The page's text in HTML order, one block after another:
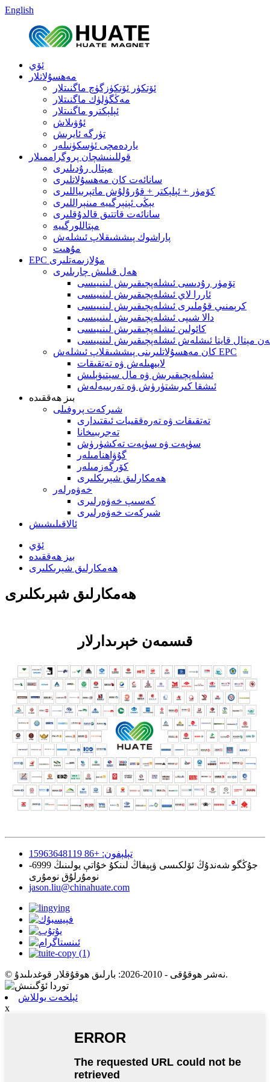
English
ئۆي
مەھسۇلاتلار
ئۆتكۈر ئۆتكۈزگۈچ ماگنىتلار
مەڭگۈلۈك ماگنىتلار
ئېلېكترو ماگنىتلار
ئۇۋىلاش
تۈرگە ئايرىش
ياردەمچى ئۈسكۈنىلەر
قوللىنىشچان پروگراممىلار
مېتال رۇدىلىرى
سانائەت كان مەھسۇلاتلىرى
كۆمۈر + ئېلېكتر + قۇرۇلۇش ماتېرىياللىرى
يېڭى ئېنېرگىيە مىنېراللىرى
سانائەت قاتتىق قالدۇقلىرى
مېتاللورگىيە
پاراشوك پىششىقلاپ ئىشلەش
مۇھىت
EPC مۇلازىمەتلىرى
ھەل قىلىش چارىلىرى
تۆمۈر رۇدىسى ئىشلەپچىقىرىش لىنىيىسى
ئاررا لاي ئىشلەپچىقىرىش لىنىيىسى
كرېمنىي قۇملىرى ئىشلەپچىقىرىش لىنىيىسى
دالا شىپى ئىشلەپچىقىرىش لىنىيىسى
كائولىن ئىشلەپچىقىرىش لىنىيىسى
مېتال قايتا ئىشلەش ئىشلەپچىقىرىش لىنىيىسى
كان مەھسۇلاتلىرىنى پىششىقلاپ ئىشلەش EPC
لايىھىلەش ۋە تەتقىقات
ئىشلەپچىقىرىش ۋە مال سېتىۋېلىش
ئىشقا كىرىشتۈرۈش ۋە تەربىيەلەش
بىز ھەققىدە
شىركەت پروفىلى
تەتقىقات ۋە تەرەققىيات ئىقتىدارى
تەجرىبىخانا
سۈپەت ۋە سۈپەت تەكشۈرۈش
گۇۋاھنامىلەر
كۆرگەزمىلەر
ھەمكارلىق شېرىكلىرى
خەۋەرلەر
كەسىپ خەۋەرلىرى
شىركەت خەۋەرلىرى
ئالاقىلىشىش
ئۆي
بىز ھەققىدە
ھەمكارلىق شېرىكلىرى
ھەمكارلىق شېرىكلىرى
قىسمەن خېرىدارلار
تېلېفون: +86 15963648119
جۇڭگو شەندۇڭ ئۆلكىسى ۋېيفاڭ لىنكۇ خۇاتې يولىنىڭ 6999-
نومۇرلۇق نومۇرى
jason.liu@chinahuate.com
© نەشر ھوقۇقى - 2010-2026: بارلىق ھوقۇقلار قوغدىلىدۇ.
ئېلخەت يوللاش
x